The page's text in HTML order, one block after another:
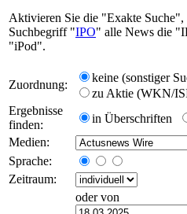
Aktivieren Sie die "Exakte Suche",
Suchbegriff "IPO" alle News die
"iPod".
Zuordnung:
keine (sonstiger
zu Aktie (WKN/
Ergebnisse
finden:
in Überschriften
Medien:
Sprache:
Zeitraum:
oder von